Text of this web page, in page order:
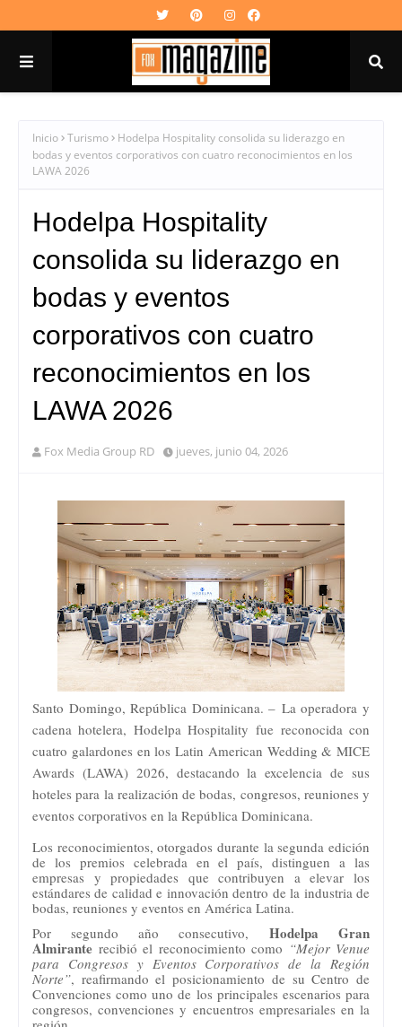
Inicio Turismo
Hodelpa Hospitality consolida su liderazgo en
bodas y eventos corporativos con cuatro reconocimientos en los
LAWA 2026
Hodelpa Hospitality
consolida su liderazgo en
bodas y eventos
corporativos con cuatro
reconocimientos en los
LAWA 2026
Fox Media Group RD jueves, junio 04, 2026
Santo Domingo, República Dominicana. – La operadora y
cadena hotelera, Hodelpa Hospitalityfue reconocida con
cuatro galardones en los Latin American Wedding & MICE
Awards (LAWA) 2026, destacando la excelencia de sus
hoteles para la realización de bodas, congresos, reuniones y
eventos corporativos en la República Dominicana.
Los reconocimientos, otorgados durante la segunda edición
de los premios celebrada en el país, distinguen a las
empresas y propiedades que contribuyen a elevar los
estándares de calidad e innovación dentro de la industria de
bodas, reuniones y eventos en América Latina.
Por segundo año consecutivo, Hodelpa Gran
Almirante recibió el reconocimiento como “Mejor Venue
para Congresos y Eventos Corporativos de la Región
Norte”, reafirmando el posicionamiento de su Centro de
Convenciones como uno de los principales escenarios para
congresos, convenciones y encuentros empresariales en la